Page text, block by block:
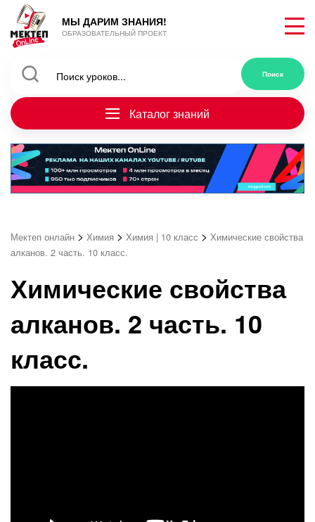
МЫ ДАРИМ ЗНАНИЯ!
ОБРАЗОВАТЕЛЬНЫЙ ПРОЕКТ
Каталог знаний
Мектеп онлайн > Химия > Химия | 10 класс > Химические свойства
алканов. 2 часть. 10 класс.
Химические свойства
алканов. 2 часть. 10
класс.